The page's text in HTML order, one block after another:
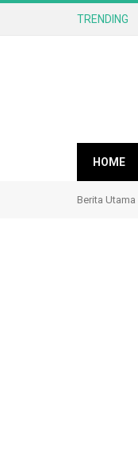
TRENDING
HOME
Berita Utama